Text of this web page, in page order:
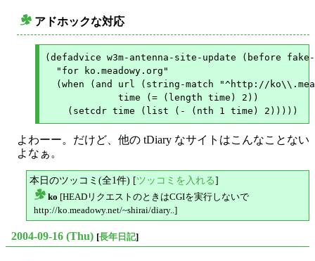
アドホックな対応
(defadvice w3m-antenna-site-update (before
  "for ko.meadowy.org"
(when (and url (string-match "^http://
よわーー。だけど、他の tDiary なサイトはこんなことない
よなぁ。
本日のツッコミ(全1件) [ツッコミを入れる]
ko [HEADリクエストのときはCGIを実行しないで
http://ko.meadowy.net/~shirai/diary..]
2004-09-16 (Thu) [長年日記]